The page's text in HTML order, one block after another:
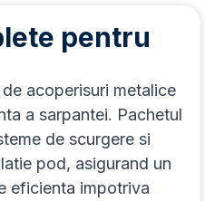
pentru
acoperisuri metalice
a sarpantei. Pachetul
de scurgere si
pod, asigurand un
eficienta impotriva